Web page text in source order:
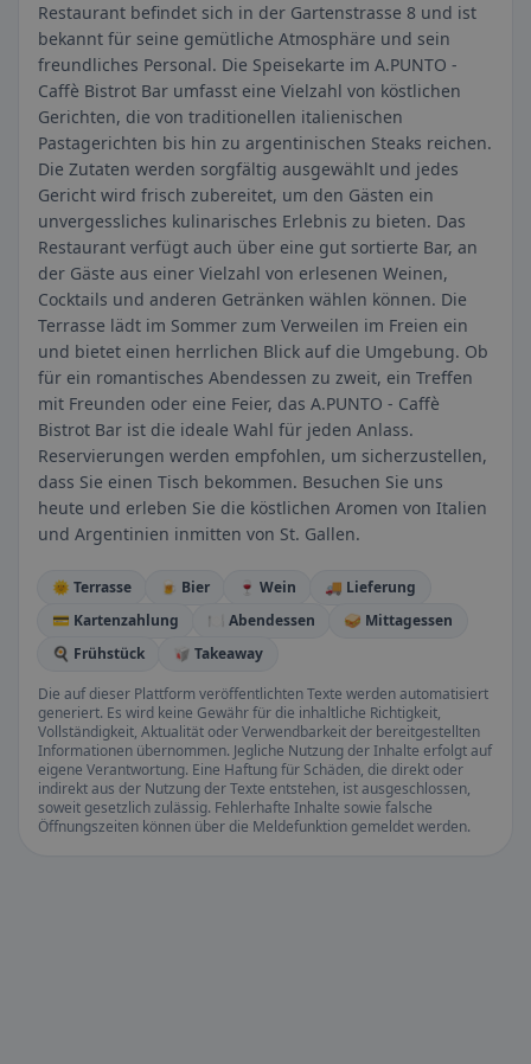
Restaurant befindet sich in der Gartenstrasse 8 und ist
bekannt für seine gemütliche Atmosphäre und sein
freundliches Personal. Die Speisekarte im A.PUNTO -
Caffè Bistrot Bar umfasst eine Vielzahl von köstlichen
Gerichten, die von traditionellen italienischen
Pastagerichten bis hin zu argentinischen Steaks reichen.
Die Zutaten werden sorgfältig ausgewählt und jedes
Gericht wird frisch zubereitet, um den Gästen ein
unvergessliches kulinarisches Erlebnis zu bieten. Das
Restaurant verfügt auch über eine gut sortierte Bar, an
der Gäste aus einer Vielzahl von erlesenen Weinen,
Cocktails und anderen Getränken wählen können. Die
Terrasse lädt im Sommer zum Verweilen im Freien ein
und bietet einen herrlichen Blick auf die Umgebung. Ob
für ein romantisches Abendessen zu zweit, ein Treffen
mit Freunden oder eine Feier, das A.PUNTO - Caffè
Bistrot Bar ist die ideale Wahl für jeden Anlass.
Reservierungen werden empfohlen, um sicherzustellen,
dass Sie einen Tisch bekommen. Besuchen Sie uns
heute und erleben Sie die köstlichen Aromen von Italien
und Argentinien inmitten von St. Gallen.
🌞 Terrasse 🍺 Bier 🍷 Wein
🚚 Lieferung
💳 Kartenzahlung
🍽️ Abendessen
🥪 Mittagessen
🍳 Frühstück
🥡 Takeaway
Die auf dieser Plattform veröffentlichten Texte werden automatisiert
generiert. Es wird keine Gewähr für die inhaltliche Richtigkeit,
Vollständigkeit, Aktualität oder Verwendbarkeit der bereitgestellten
Informationen übernommen. Jegliche Nutzung der Inhalte erfolgt auf
eigene Verantwortung. Eine Haftung für Schäden, die direkt oder
indirekt aus der Nutzung der Texte entstehen, ist ausgeschlossen,
soweit gesetzlich zulässig. Fehlerhafte Inhalte sowie falsche
Öffnungszeiten können über die Meldefunktion gemeldet werden.